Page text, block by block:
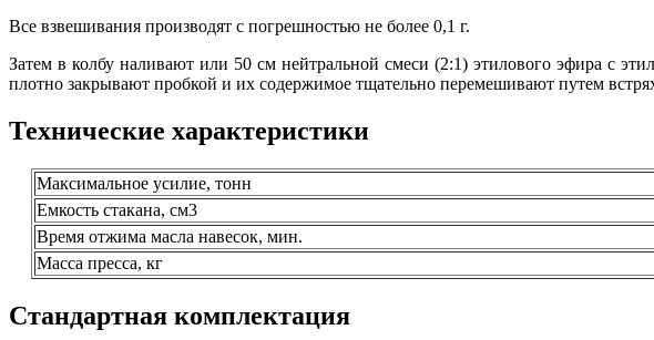
Все взвешивания производят с погрешностью не более 0,1 г.
Затем в колбу наливают или 50 см нейтральной смеси (2:1) этилового эфира с
плотно закрывают пробкой и их содержимое тщательно перемешивают путем
Технические характеристики
Максимальное усилие, тонн
Емкость стакана, см3
Время отжима масла навесок, мин.
Масса пресса, кг
Стандартная комплектация